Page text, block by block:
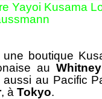
Yayoi Kusama
boutique
au
aussi au Pacific
, à Tokyo.